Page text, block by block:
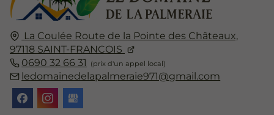
La Coulée Route de la Pointe des Châteaux,
97118 SAINT-FRANCOIS
0690 32 66 31
ledomainedelapalmeraie971@gmail.com